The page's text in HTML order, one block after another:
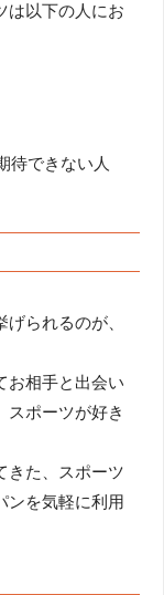
は以下の人にお
待できない人
られるのが、
お相手と出会い
スポーツが好き
きた、スポーツ
ンを気軽に利用